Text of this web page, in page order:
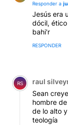
Responder a
Jesús era
dócil,
bahi'r
RESPONDER
Comentario de
RS raul
Sean
hombre
de lo alto
teología